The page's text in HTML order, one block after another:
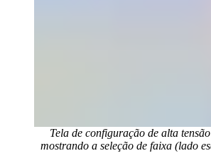
Tela de configuração de alta
mostrando a seleção de faixa (lado